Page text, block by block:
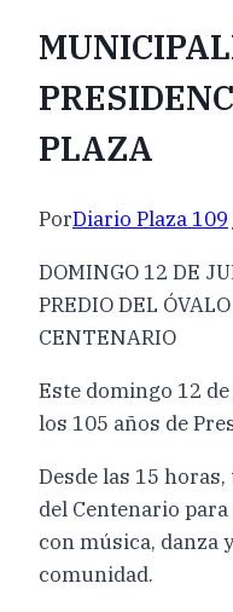
PLAZA
PorDiario Plaza 109
DOMINGO 12 DE
PREDIO DEL
CENTENARIO
Este domingo 12
los 105 años de
Desde las 15
del Centenario
con música, danza
comunidad.